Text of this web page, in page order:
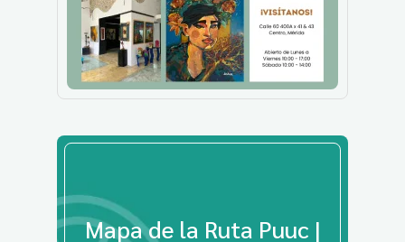
Mapa de la Ruta Puuc |